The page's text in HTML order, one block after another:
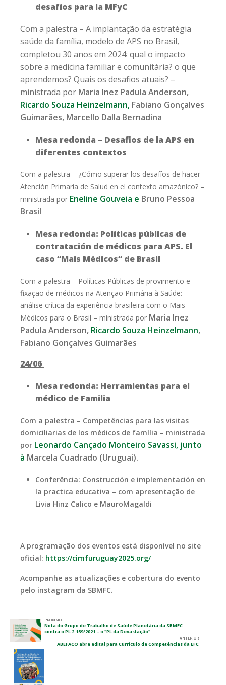
desafíos para la MFyC
Com a palestra – A implantação da estratégia
saúde da família, modelo de APS no Brasil,
completou 30 anos em 2024: qual o impacto
sobre a medicina familiar e comunitária? o que
aprendemos? Quais os desafios atuais? –
ministrada por Maria Inez Padula Anderson,
Ricardo Souza Heinzelmann, Fabiano Gonçalves
Guimarães, Marcello Dalla Bernadina
Mesa redonda – Desafios de la APS en
diferentes contextos
Com a palestra – ¿Cómo superar los desafíos de hacer
Atención Primaria de Salud en el contexto amazónico? –
ministrada por Eneline Gouveia e Bruno Pessoa
Brasil
Mesa redonda: Políticas públicas de
contratación de médicos para APS. El
caso “Mais Médicos” de Brasil
Com a palestra – Políticas Públicas de provimento e
fixação de médicos na Atenção Primária à Saúde:
análise crítica da experiência brasileira com o Mais
Médicos para o Brasil – ministrada por Maria Inez
Padula Anderson, Ricardo Souza Heinzelmann,
Fabiano Gonçalves Guimarães
24/06
Mesa redonda: Herramientas para el
médico de Familia
Com a palestra – Competências para las visitas
domiciliarias de los médicos de família – ministrada
por Leonardo Cançado Monteiro Savassi, junto
à Marcela Cuadrado (Uruguai).
Conferência: Construcción e implementación en
la practica educativa – com apresentação de
Livia Hinz Calico e MauroMagaldi
A programação dos eventos está disponível no site
oficial: https://cimfuruguay2025.org/
Acompanhe as atualizações e cobertura do evento
pelo instagram da SBMFC.
PRÓXIMO
Nota do Grupo de Trabalho de Saúde Planetária da SBMFC
contra o PL 2.159/2021 – o "PL da Devastação"
ANTERIOR
ABEFACO abre edital para Currículo de Competências da EFC